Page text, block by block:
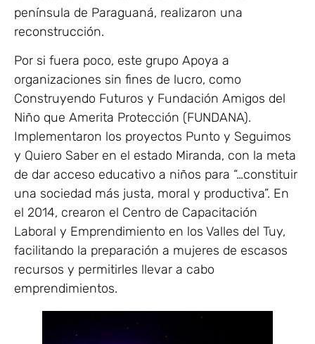
península de Paraguaná, realizaron una
reconstrucción.
Por si fuera poco, este grupo Apoya a
organizaciones sin fines de lucro, como
Construyendo Futuros y Fundación Amigos del
Niño que Amerita Protección (FUNDANA).
Implementaron los proyectos Punto y Seguimos
y Quiero Saber en el estado Miranda, con la meta
de dar acceso educativo a niños para “…constituir
una sociedad más justa, moral y productiva”. En
el 2014, crearon el Centro de Capacitación
Laboral y Emprendimiento en los Valles del Tuy,
facilitando la preparación a mujeres de escasos
recursos y permitirles llevar a cabo
emprendimientos.